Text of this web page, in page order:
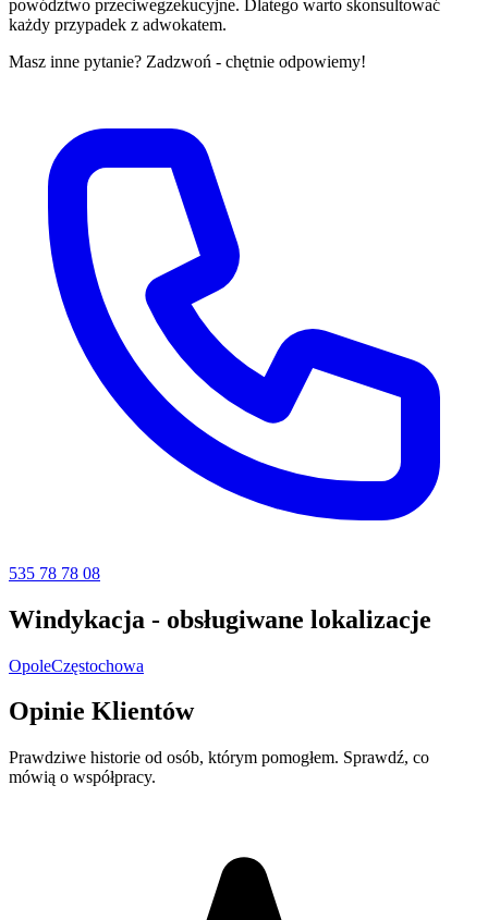
powództwo przeciwegzekucyjne. Dlatego warto skonsultować
każdy przypadek z adwokatem.
Masz inne pytanie? Zadzwoń - chętnie odpowiemy!
535 78 78 08
Windykacja - obsługiwane lokalizacje
OpoleCzęstochowa
Opinie Klientów
Prawdziwe historie od osób, którym pomogłem. Sprawdź, co
mówią o współpracy.